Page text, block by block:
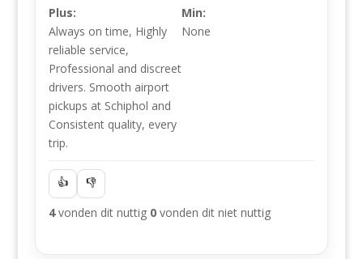
Drivers consistently arrive ahead of the agreed
pickup time, and airport collections at Schiphol are
handled with the same precision and
professionalism. This level of dependability is rare
and, in my experience, essential in a high-pressure
professional environment. LuchthavenExpress has
become my exclusive choice for airport transfers,
and I would recommend their services without
discretion, and operational excellence.
Plus:
Always on time, Highly
reliable service,
Professional and discreet
drivers. Smooth airport
pickups at Schiphol and
Consistent quality, every
trip.
Min:
None
👍 👎
4vonden dit nuttig 0vonden dit niet nuttig